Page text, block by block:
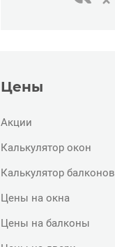
Цены
Акции
Калькулятор окон
Калькулятор балконов
Цены на окна
Цены на балконы